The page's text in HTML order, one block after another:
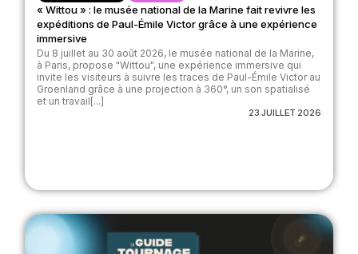
« Wittou » : le musée national de la Marine fait revivre les
expéditions de Paul-Émile Victor grâce à une expérience
immersive
Du 8 juillet au 30 août 2026, le musée national de la Marine,
à Paris, propose "Wittou", une expérience immersive qui
invite les visiteurs à suivre les traces de Paul-Émile Victor au
Groenland grâce à une projection à 360°, un son spatialisé
et un travail[...]
23 JUILLET 2026